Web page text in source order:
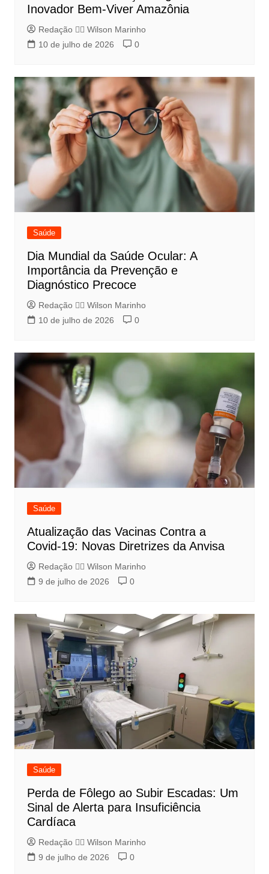
Inovador Bem-Viver Amazônia
Redação 👨‍⚖️​ Wilson Marinho
10 de julho de 2026
0
Saúde
Dia Mundial da Saúde Ocular: A
Importância da Prevenção e
Diagnóstico Precoce
Redação 👨‍⚖️​ Wilson Marinho
10 de julho de 2026
0
Saúde
Atualização das Vacinas Contra a
Covid-19: Novas Diretrizes da Anvisa
Redação 👨‍⚖️​ Wilson Marinho
9 de julho de 2026
0
Saúde
Perda de Fôlego ao Subir Escadas: Um
Sinal de Alerta para Insuficiência
Cardíaca
Redação 👨‍⚖️​ Wilson Marinho
9 de julho de 2026
0